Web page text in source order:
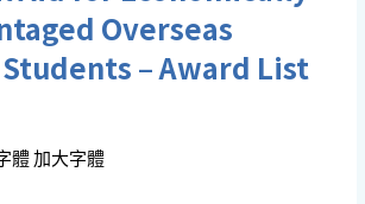
Overseas
– Award List
體加大字體